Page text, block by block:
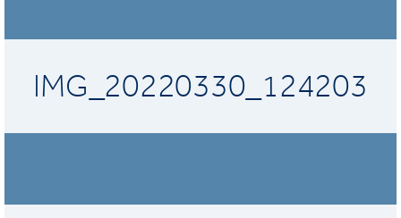
IMG_20220330_124203